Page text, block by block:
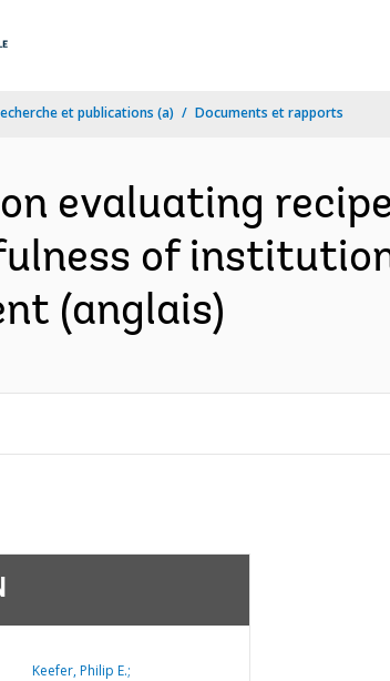
et publications (a) Documents et rapports
evaluating
of
(anglais)
Keefer, Philip E.;